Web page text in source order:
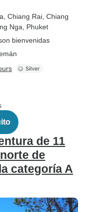
, Chiang Rai , Chiang
Nga , Phuket
bienvenidas
de 11
de
categoría A